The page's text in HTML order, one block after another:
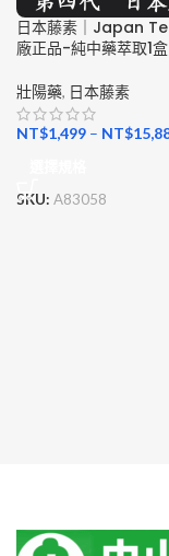
日本藤素｜Japan
廠正品-純中藥萃取1
壯陽藥, 日本藤素
NT$1,499 – NT$
SKU: A83058